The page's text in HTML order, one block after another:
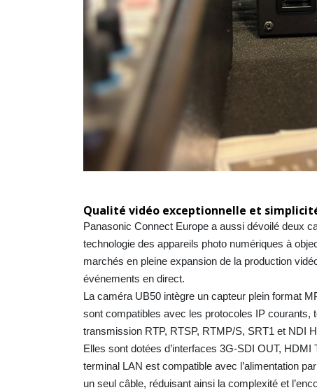
Qualité vidéo exceptionnelle et
Panasonic Connect Europe a aussi dévoilé deux
technologie des appareils photo numériques à
marchés en pleine expansion de la production
événements en direct.
La caméra UB50 intègre un capteur plein format
sont compatibles avec les protocoles IP courants,
transmission RTP, RTSP, RTMP/S, SRT1 et NDI
Elles sont dotées d’interfaces 3G-SDI OUT,
terminal LAN est compatible avec l’alimentation
un seul câble, réduisant ainsi la complexité et